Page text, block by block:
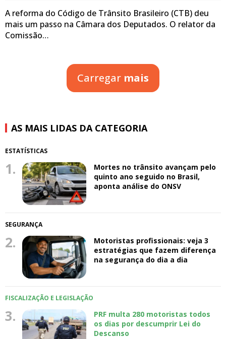
A reforma do Código de Trânsito Brasileiro (CTB) deu
mais um passo na Câmara dos Deputados. O relator da
Comissão…
Carregar mais
AS MAIS LIDAS DA CATEGORIA
ESTATÍSTICAS
1.
Mortes no trânsito avançam pelo
quinto ano seguido no Brasil,
aponta análise do ONSV
SEGURANÇA
2.
Motoristas profissionais: veja 3
estratégias que fazem diferença
na segurança do dia a dia
FISCALIZAÇÃO E LEGISLAÇÃO
3.
PRF multa 280 motoristas todos
os dias por descumprir Lei do
Descanso